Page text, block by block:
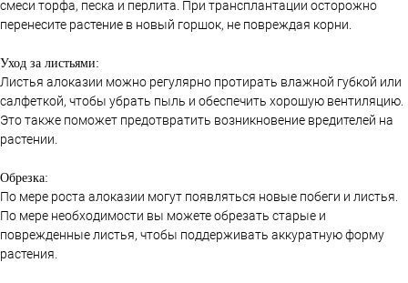
смеси торфа, песка и перлита. При трансплантации осторожно
перенесите растение в новый горшок, не повреждая корни.
Уход за листьями:
Листья алоказии можно регулярно протирать влажной губкой или
салфеткой, чтобы убрать пыль и обеспечить хорошую вентиляцию.
Это также поможет предотвратить возникновение вредителей на
растении.
Обрезка:
По мере роста алоказии могут появляться новые побеги и листья.
По мере необходимости вы можете обрезать старые и
поврежденные листья, чтобы поддерживать аккуратную форму
растения.